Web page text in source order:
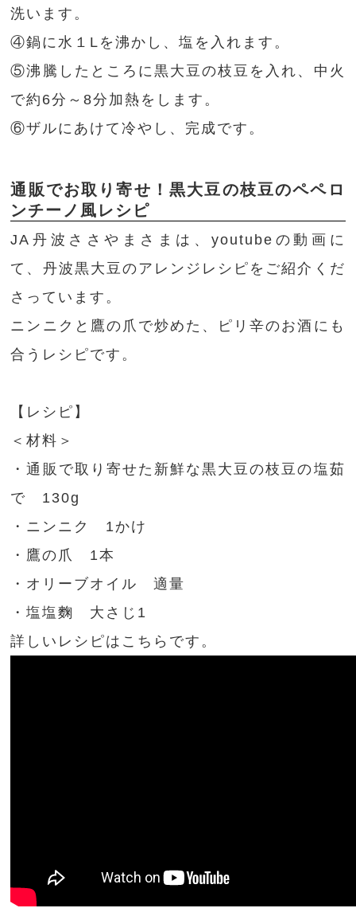
洗います。
④鍋に水１Lを沸かし、塩を入れます。
⑤沸騰したところに黒大豆の枝豆を入れ、中火
で約6分～8分加熱をします。
⑥ザルにあけて冷やし、完成です。
通販でお取り寄せ！黒大豆の枝豆のペペロ
ンチーノ風レシピ
JA丹波ささやまさまは、youtubeの動画に
て、丹波黒大豆のアレンジレシピをご紹介くだ
さっています。
ニンニクと鷹の爪で炒めた、ピリ辛のお酒にも
合うレシピです。
【レシピ】
＜材料＞
・通販で取り寄せた新鮮な黒大豆の枝豆の塩茹
で 130g
・ニンニク 1かけ
・鷹の爪 1本
・オリーブオイル 適量
・塩塩麴 大さじ1
詳しいレシピはこちらです。